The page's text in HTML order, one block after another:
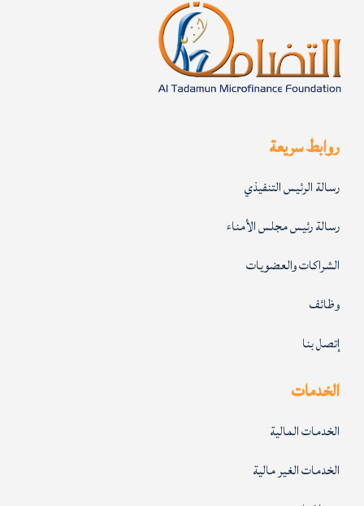
روابط سريعة
رسالة الرئيس التنفيذي
رسالة رئيس مجلس الأمناء
الشراكات والعضويات
وظائف
إتصل بنا
الخدمات
الخدمات المالية
الخدمات الغير مالية